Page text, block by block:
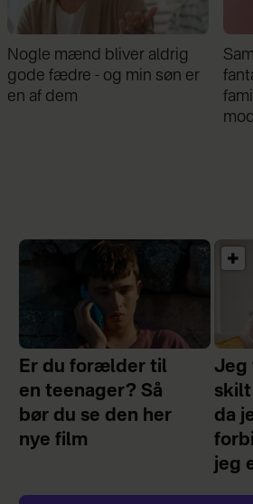
Samira Nawa: ”Det er
fantastisk at have min
familie, men jeg elsker ikke
Jeg
min
gik
Er du forælder til
en teenager? Så
bør du se den her
nye film
Jeg
skilt
da
jeg